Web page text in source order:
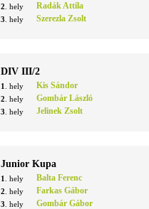
2 . hely Radák Attila
3 . hely Szerezla Zsolt
DIV III/2
1 . hely Kis Sándor
2 . hely Gombár László
3 . hely Jelinek Zsolt
Junior Kupa
1 . hely Balta Ferenc
2 . hely Farkas Gábor
3 . hely Gombár Gábor